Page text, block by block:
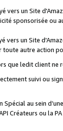
vers un Site
sponsorisée ou
vers un Site
autre action
que ledit client ne
suivi ou
Spécial au sein
Créateurs ou la